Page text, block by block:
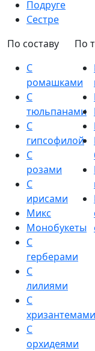
Подруге
Сестре
По составу
С
ромашками
С
тюльпанами
С
гипсофилой
С
розами
С
ирисами
Микс
Монобукеты
С
герберами
С
лилиями
С
хризантемами
С
орхидеями
По